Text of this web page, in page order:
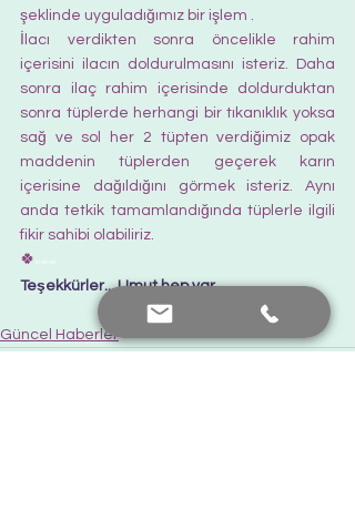
şeklinde uyguladığımız bir işlem .
İlacı verdikten sonra öncelikle rahim
içerisini ilacın doldurulmasını isteriz. Daha
sonra ilaç rahim içerisinde doldurduktan
sonra tüplerde herhangi bir tıkanıklık yoksa
sağ ve sol her 2 tüpten verdiğimiz opak
maddenin tüplerden geçerek karın
içerisine dağıldığını görmek isteriz. Aynı
anda tetkik tamamlandığında tüplerle ilgili
fikir sahibi olabiliriz.
🍀 pebek
Teşekkürler... Umut hep var.
Güncel Haberler